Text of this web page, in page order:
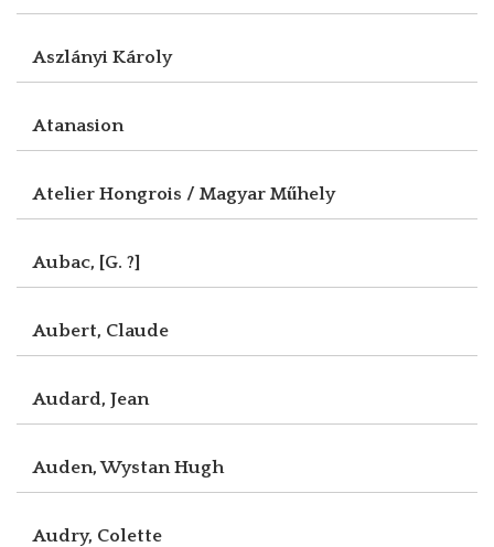
Aszlányi Károly
Atanasion
Atelier Hongrois / Magyar Műhely
Aubac, [G. ?]
Aubert, Claude
Audard, Jean
Auden, Wystan Hugh
Audry, Colette